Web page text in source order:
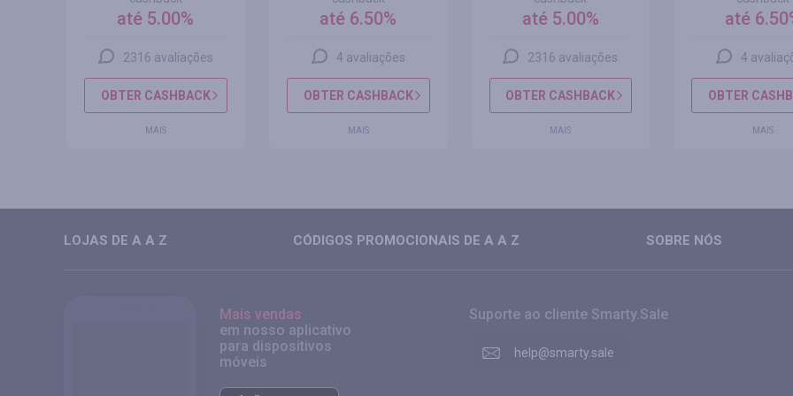
até 5.00%
2316 avaliações
OBTER CASHBACK
MAIS
até 6.50%
4 avaliações
OBTER CASHBACK
MAIS
até 5.00%
2316 avaliações
OBTER CASHBACK
MAIS
até
4
OBTER
MAIS
LOJAS DE A A Z CÓDIGOS PROMOCIONAIS DE A A Z SOBRE NÓS
Mais vendas
em nosso aplicativo
para dispositivos
móveis
Suporte ao cliente Smarty.Sale
help@smarty.sale